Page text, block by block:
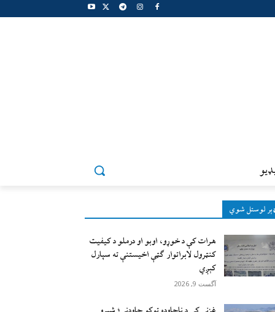
لوستل شوي
هرات کې د خوړو، اوبو او درملو د کیفیت
کنټرول لابراتوار ګټې اخيستنې ته سپارل
کېږي
آگست 9, 2026